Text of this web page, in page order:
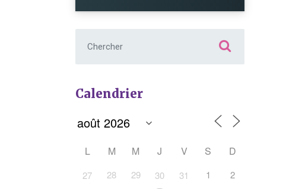
Outlook Live
Calendrier
L M M J V S D
27 28 29 30 31 1
2